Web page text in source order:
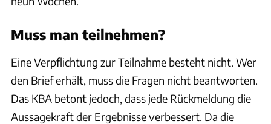
Muss man teilnehmen?
Eine Verpflichtung zur Teilnahme besteht nicht. Wer
den Brief erhält, muss die Fragen nicht beantworten.
Das KBA betont jedoch, dass jede Rückmeldung die
Aussagekraft der Ergebnisse verbessert. Da die